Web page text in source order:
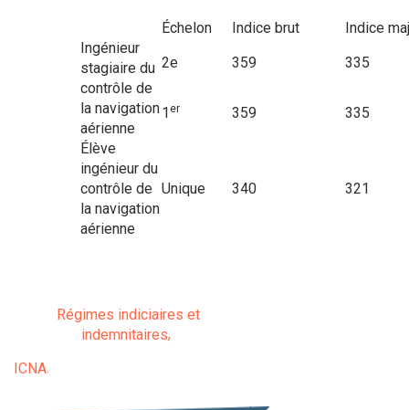
Échelon Indice brut
Indice
Ingénieur
stagiaire du
contrôle de
la navigation
aérienne
2e 359 335
1 er 359 335
Élève
ingénieur du
contrôle de
la navigation
aérienne
Unique 340 321
Régimes indiciaires et
indemnitaires
ICNA